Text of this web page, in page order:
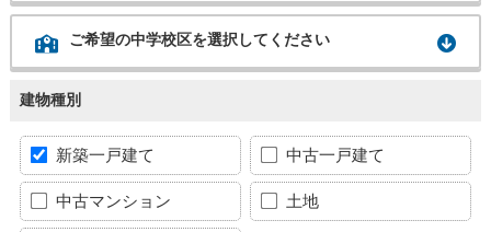
ご希望の中学校区を選択してください
建物種別
新築一戸建て 中古一戸建て
中古マンション 土地